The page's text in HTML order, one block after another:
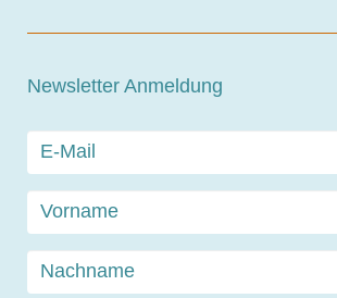
Newsletter Anmeldung